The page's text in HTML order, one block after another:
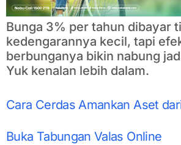
Bunga 3% per tahun dibayar
kedengarannya kecil, tapi
berbunganya bikin nabung
Yuk kenalan lebih dalam.
Cara Cerdas Amankan Aset
Buka Tabungan Valas Online